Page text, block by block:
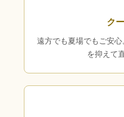
ク
遠方でも夏場でもご安
を抑えて